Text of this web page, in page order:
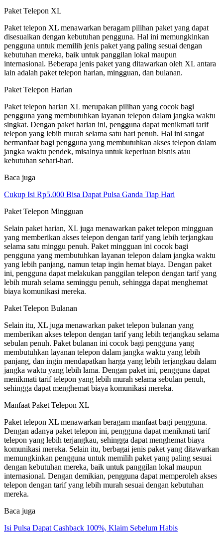
Paket Telepon XL
Paket telepon XL menawarkan beragam pilihan paket yang dapat
disesuaikan dengan kebutuhan pengguna. Hal ini memungkinkan
pengguna untuk memilih jenis paket yang paling sesuai dengan
kebutuhan mereka, baik untuk panggilan lokal maupun
internasional. Beberapa jenis paket yang ditawarkan oleh XL antara
lain adalah paket telepon harian, mingguan, dan bulanan.
Paket Telepon Harian
Paket telepon harian XL merupakan pilihan yang cocok bagi
pengguna yang membutuhkan layanan telepon dalam jangka waktu
singkat. Dengan paket harian ini, pengguna dapat menikmati tarif
telepon yang lebih murah selama satu hari penuh. Hal ini sangat
bermanfaat bagi pengguna yang membutuhkan akses telepon dalam
jangka waktu pendek, misalnya untuk keperluan bisnis atau
kebutuhan sehari-hari.
Baca juga
Cukup Isi Rp5.000 Bisa Dapat Pulsa Ganda Tiap Hari
Paket Telepon Mingguan
Selain paket harian, XL juga menawarkan paket telepon mingguan
yang memberikan akses telepon dengan tarif yang lebih terjangkau
selama satu minggu penuh. Paket mingguan ini cocok bagi
pengguna yang membutuhkan layanan telepon dalam jangka waktu
yang lebih panjang, namun tetap ingin hemat biaya. Dengan paket
ini, pengguna dapat melakukan panggilan telepon dengan tarif yang
lebih murah selama seminggu penuh, sehingga dapat menghemat
biaya komunikasi mereka.
Paket Telepon Bulanan
Selain itu, XL juga menawarkan paket telepon bulanan yang
memberikan akses telepon dengan tarif yang lebih terjangkau selama
sebulan penuh. Paket bulanan ini cocok bagi pengguna yang
membutuhkan layanan telepon dalam jangka waktu yang lebih
panjang, dan ingin mendapatkan harga yang lebih terjangkau dalam
jangka waktu yang lebih lama. Dengan paket ini, pengguna dapat
menikmati tarif telepon yang lebih murah selama sebulan penuh,
sehingga dapat menghemat biaya komunikasi mereka.
Manfaat Paket Telepon XL
Paket telepon XL menawarkan beragam manfaat bagi pengguna.
Dengan adanya paket telepon ini, pengguna dapat menikmati tarif
telepon yang lebih terjangkau, sehingga dapat menghemat biaya
komunikasi mereka. Selain itu, berbagai jenis paket yang ditawarkan
memungkinkan pengguna untuk memilih paket yang paling sesuai
dengan kebutuhan mereka, baik untuk panggilan lokal maupun
internasional. Dengan demikian, pengguna dapat memperoleh akses
telepon dengan tarif yang lebih murah sesuai dengan kebutuhan
mereka.
Baca juga
Isi Pulsa Dapat Cashback 100%, Klaim Sebelum Habis